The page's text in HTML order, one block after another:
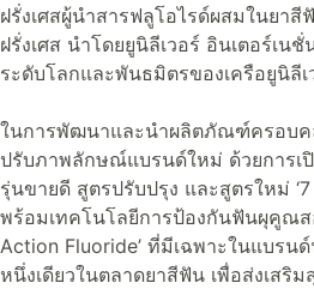
ฝรั่งเศสผู้นำสารฟลูโอไรด์ผสมในยาสี
ฝรั่งเศส นำโดยยูนิลีเวอร์ อินเตอร์เน
ระดับโลกและพันธมิตรของเครือยูนิลีเ
ในการพัฒนาและนำผลิตภัณฑ์ครอบค
ปรับภาพลักษณ์แบรนด์ใหม่ ด้วยการ
รุ่นขายดี สูตรปรับปรุง และสูตรใหม่ ‘7
พร้อมเทคโนโลยีการป้องกันฟันผุคูณส
Action Fluoride’ ที่มีเฉพาะในแบรน
หนึ่งเดียวในตลาดยาสีฟัน เพื่อส่งเสริ